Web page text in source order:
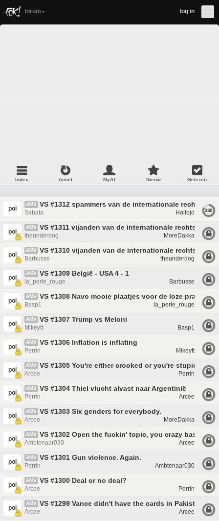
forum log in
Index Actief MyAT Nieuw Gelezen
pol
AMV VS #1312 spammers van de internationale rechtsorde
Sabata Hallojo 230
pol
AMV VS #1311 vijanden van de internationale rechtsorde
theunderdog MoreDakka
pol
AMV VS #1310 vijanden van de internationale rechtsorde
Barbusse theunderdog
pol
AMV VS #1309 België - USA 4 - 1
la_perle_rouge Barbusse
pol
AMV VS #1308 Navo mooie plaatjes voor de loze praatjes
Basp1 la_perle_rouge
pol
AMV VS #1307 Trump vs Meloni
Mikeytt Basp1
pol
AMV VS #1306 Inflation is inflating
Perrin Mikeytt
pol
AMV VS #1305 You're either crooked or you're stupid.
Arcee Perrin
pol
AMV VS #1304 Thiel vlucht alvast naar Argentinië
Perrin Arcee
pol
AMV VS #1303 Six genders for everybody.
Arcee MoreDakka
pol
AMV VS #1302 Open the fuckin' topic, you crazy bastards
Ambtenaar030 Arcee
pol
AMV VS #1301 Gun violence. Again.
Perrin Ambtenaar030
pol
AMV VS #1300 Deal or no deal?
Arcee Perrin
pol
AMV VS #1299 Vance didn't have the cards in Pakistan
Arcee Arcee